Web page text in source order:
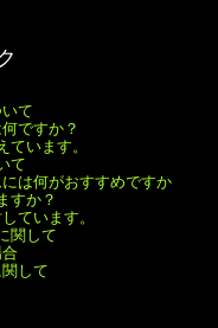
て
ですか？
います。
て
は何がおすすめですか
すか？
ています。
関して
して